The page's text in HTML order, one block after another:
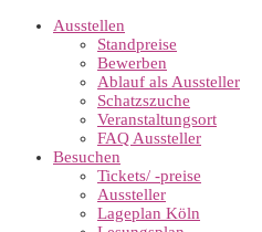
Ausstellen
Standpreise
Bewerben
Ablauf als Aussteller
Schatzszuche
Veranstaltungsort
FAQ Aussteller
Besuchen
Tickets/ -preise
Aussteller
Lageplan Köln